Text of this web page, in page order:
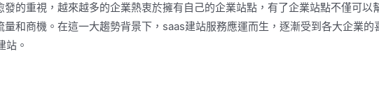
的重視，越來越多的企業熱衷於擁有自己的企業站點，有了企業站點不僅可以
和商機。在這一大趨勢背景下，saas建站服務應運而生，逐漸受到各大企業的
站。